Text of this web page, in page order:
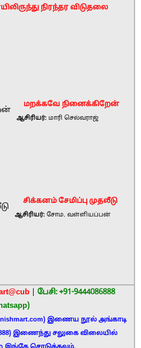
நிரந்தர விடுதலை
மறக்கவே நினைக்கிறேன்
ஆசிரியர்: மாரி செல்வராஜ்
சிக்கனம் சேமிப்பு முதலீடு
ஆசிரியர்: சோம. வள்ளியப்பன்
பேசி: +91-9444086888
இணைய நூல் அங்காடி
இணைந்து சலுகை விலையில்